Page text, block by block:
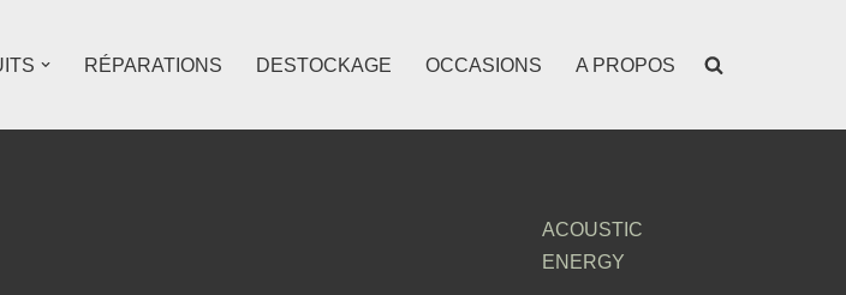
RÉPARATIONS DESTOCKAGE OCCASIONS A PROPOS
ACOUSTIC
ENERGY